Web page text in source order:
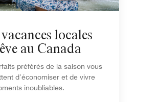
locales
au Canada
préférés de la saison vous
d’économiser et de vivre
inoubliables.